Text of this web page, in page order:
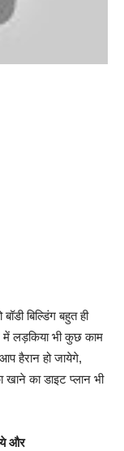
बिल्डिंग बहुत ही
में लड़किया भी कुछ काम
हैरान हो जायेगे,
खाने का डाइट प्लान भी
और